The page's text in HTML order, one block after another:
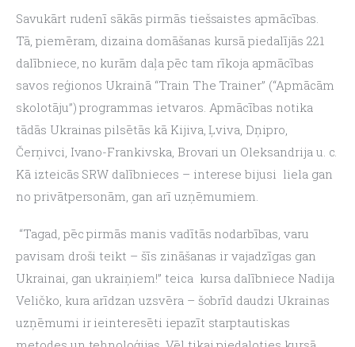
Savukārt rudenī sākās pirmās tiešsaistes apmācības.
Tā, piemēram, dizaina domāšanas kursā piedalījās 221
dalībniece, no kurām daļa pēc tam rīkoja apmācības
savos reģionos Ukrainā “Train The Trainer” (“Apmācām
skolotāju”) programmas ietvaros. Apmācības notika
tādās Ukrainas pilsētās kā Kijiva, Ļviva, Dņipro,
Čerņivci, Ivano-Frankivska, Brovari un Oleksandrija u. c.
Kā izteicās SRW dalībnieces – interese bijusi  liela gan
no privātpersonām, gan arī uzņēmumiem.
“Tagad, pēc pirmās manis vadītās nodarbības, varu
pavisam droši teikt – šīs zināšanas ir vajadzīgas gan
Ukrainai, gan ukraiņiem!” teica  kursa dalībniece Nadija
Veličko, kura arīdzan uzsvēra – šobrīd daudzi Ukrainas
uzņēmumi ir ieinteresēti iepazīt starptautiskas